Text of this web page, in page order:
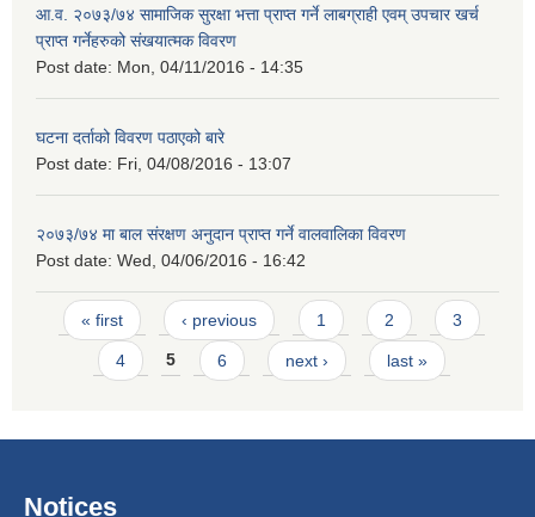
आ.व. २०७३/७४ सामाजिक सुरक्षा भत्ता प्राप्त गर्ने लाबग्राही एवम् उपचार खर्च
प्राप्त गर्नेहरुको संखयात्मक विवरण
Post date: Mon, 04/11/2016 - 14:35
घटना दर्ताको विवरण पठाएको बारे
Post date: Fri, 04/08/2016 - 13:07
२०७३/७४ मा बाल संरक्षण अनुदान प्राप्त गर्ने वालवालिका विवरण
Post date: Wed, 04/06/2016 - 16:42
Pages
« first ‹ previous 1 2 3
4 5 6 next › last »
Notices